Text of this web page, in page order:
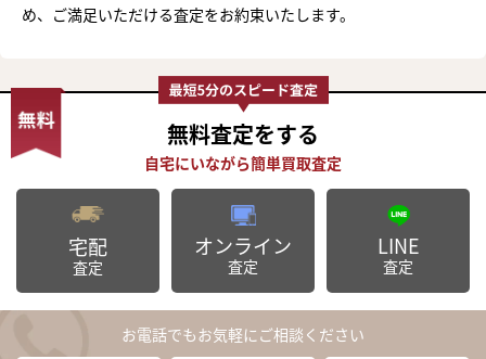
め、ご満足いただける査定をお約束いたします。
無料査定をする
宅配
査定
オンライン
査定
LINE
査定
お電話でもお気軽にご相談ください